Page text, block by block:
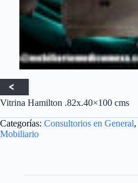
Vitrina Hamilton .82x.40×100 cms
Categorías: Consultorios en General,
Mobiliario